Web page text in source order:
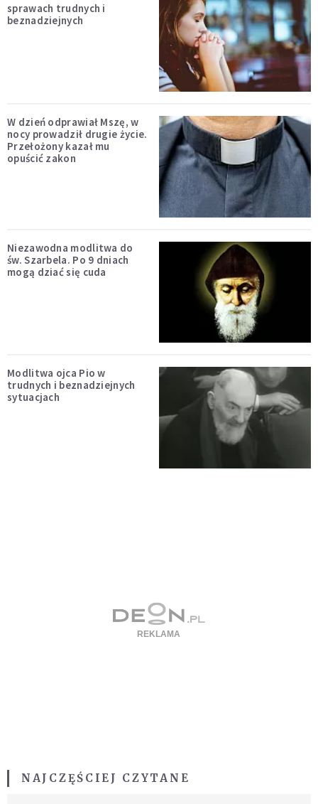
sprawach trudnych i
beznadziejnych
W dzień odprawiał Mszę, w
nocy prowadził drugie życie.
Przełożony kazał mu
opuścić zakon
Niezawodna modlitwa do
św. Szarbela. Po 9 dniach
mogą dziać się cuda
Modlitwa ojca Pio w
trudnych i beznadziejnych
sytuacjach
NAJCZĘŚCIEJ CZYTANE